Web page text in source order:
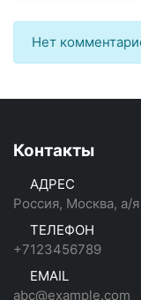
Нет
Контакты
АДРЕС
Россия, Москва, а/
ТЕЛЕФОН
+7123456789
EMAIL
abc@example.com